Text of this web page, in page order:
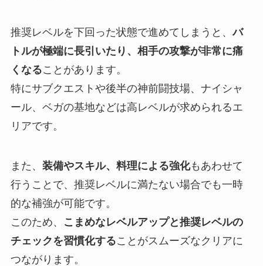
推奨レベルを下回った状態で進めてしまうと、バ
トルが極端に長引いたり、相手の攻撃が非常に痛
くなることがあります。
特にサブクエストや後半の神前闘技場、ナイシャ
ール、ベガの基地などは高レベルが求められるエ
リアです。
また、 装備やスキル、料理による強化もあわせて
行うことで、推奨レベルに満たない場合でも一時
的な補強が可能です。
このため、
こまめなレベルアップと推奨レベルの
チェックを習慣化することがスムーズなクリアに
つながります。